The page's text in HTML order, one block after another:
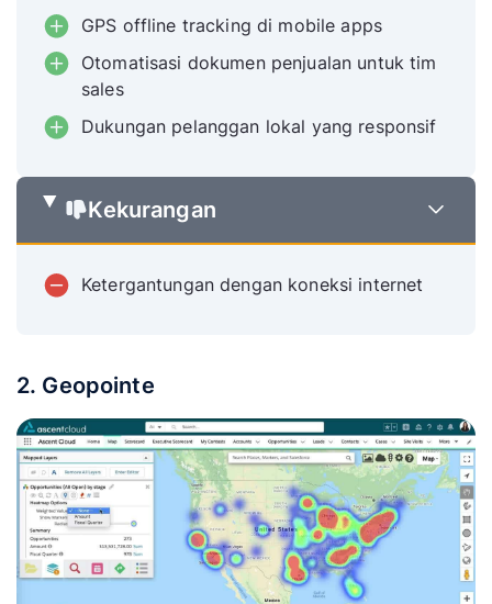
GPS offline tracking di mobile apps
Otomatisasi dokumen penjualan untuk tim
sales
Dukungan pelanggan lokal yang responsif
Kekurangan
Ketergantungan dengan koneksi internet
2. Geopointe